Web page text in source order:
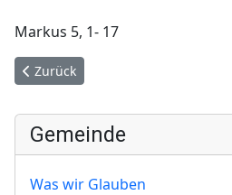
Markus 5, 1- 17
Vorheriger Beitrag: Tätige Hilfe
Zurück
Gemeinde
Was wir Glauben